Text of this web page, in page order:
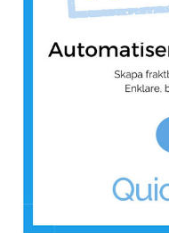
Shipping
documents
Delivery